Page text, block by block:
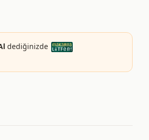
dediğinizde